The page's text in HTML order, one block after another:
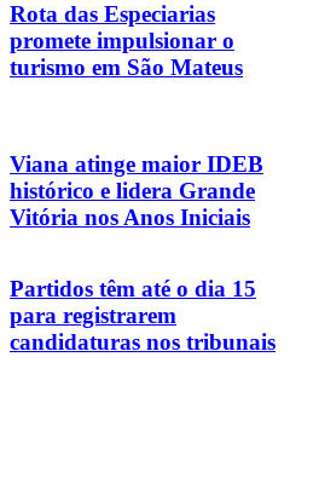
Rota das Especiarias
promete impulsionar o
turismo em São Mateus
Viana atinge maior IDEB
histórico e lidera Grande
Vitória nos Anos Iniciais
Partidos têm até o dia 15
para registrarem
candidaturas nos tribunais